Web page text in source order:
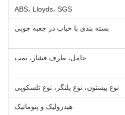
ABS، Lloyds، SGS
بسته بندی با حباب در جعبه چوبی
حامل، ظرف فشار، پمپ
پیستون، نوع پلنگر، نوع تلسکوپی
هیدرولیک و پنوماتیک